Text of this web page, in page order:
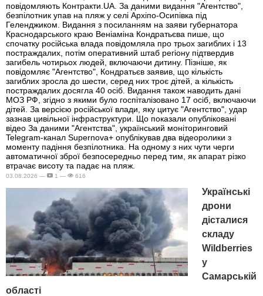
повідомляють Контракти.UA. За даними видання "Агентство",
безпілотник упав на пляж у селі Архіпо-Осипівка під
Геленджиком. Видання з посиланням на заяви губернатора
Краснодарського краю Веніаміна Кондратьєва пише, що
спочатку російська влада повідомляла про трьох загиблих і 13
постраждалих, потім оперативний штаб регіону підтвердив
загибель чотирьох людей, включаючи дитину. Пізніше, як
повідомляє "Агентство", Кондратьєв заявив, що кількість
загиблих зросла до шести, серед них троє дітей, а кількість
постраждалих досягла 40 осіб. Видання також наводить дані
МОЗ РФ, згідно з якими було госпіталізовано 17 осіб, включаючи
дітей. За версією російської влади, яку цитує "Агентство", удар
зазнав цивільної інфраструктури. Що показали опубліковані
відео За даними "Агентства", український моніторинговий
Telegram-канал Supernova+ опублікував два відеоролики з
моменту падіння безпілотника. На одному з них чути черги
автоматичної зброї безпосередньо перед тим, як апарат різко
втрачає висоту та падає на пляж.
03.08.2026 — 1 — 616
Українські
дрони
дісталися
складу
Wildberries
у
Самарській
області